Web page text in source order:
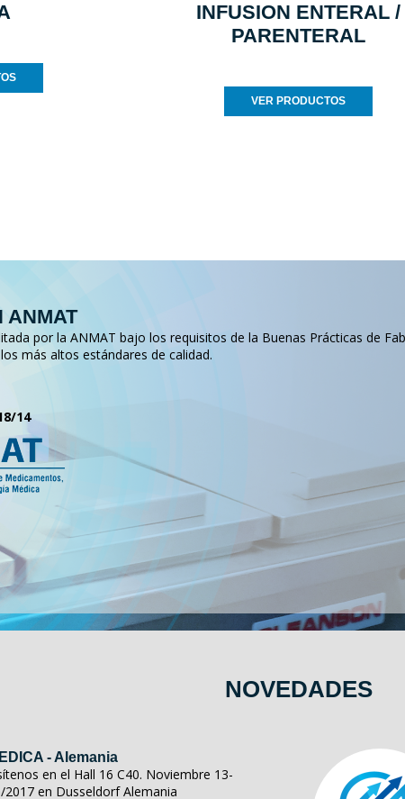
INFUSION ENTERAL /
PARENTERAL
VER PRODUCTOS
ANMAT
por la ANMAT bajo los requisitos de la Buenas Prácticas de
más altos estándares de calidad.
14
NOVEDADES
- Alemania
en el Hall 16 C40. Noviembre 13-
2017 en Dusseldorf Alemania